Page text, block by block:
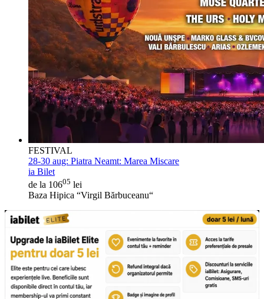
FESTIVAL
28-30 aug: Piatra Neamt: Marea Miscare
ia Bilet
de la 10605 lei
Baza Hipica “Virgil Bărbuceanu“